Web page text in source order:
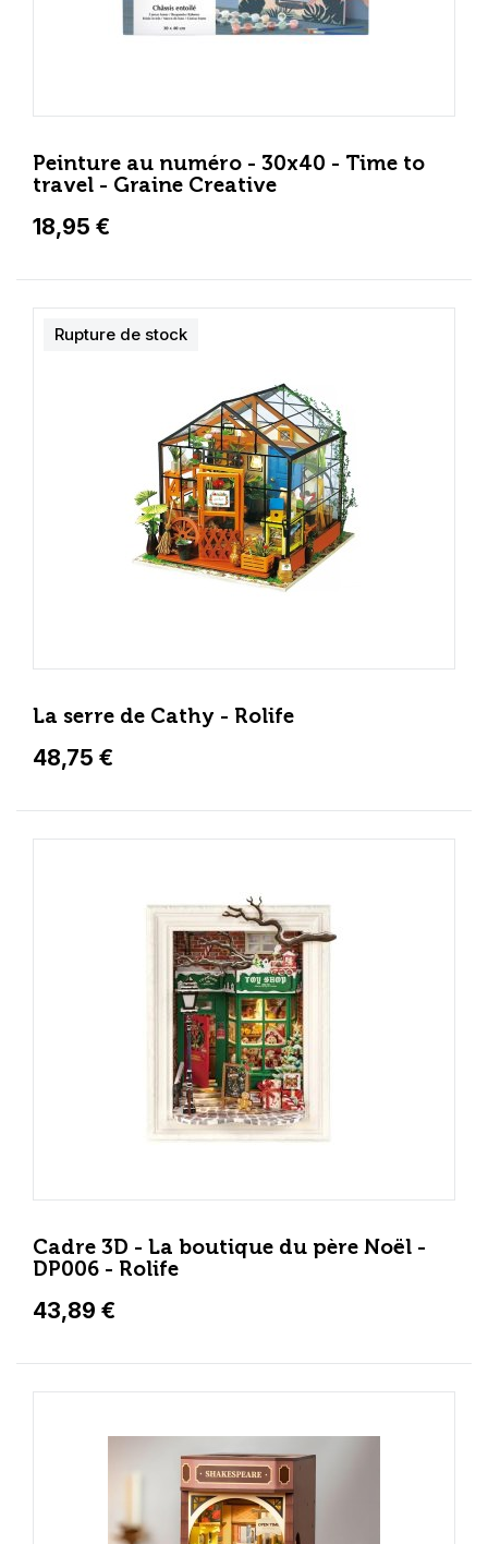
Peinture au numéro - 30x40 - Time to
travel - Graine Creative
18,95 €
La serre de Cathy - Rolife
48,75 €
Rupture de stock
Cadre 3D - La boutique du père Noël -
DP006 - Rolife
43,89 €